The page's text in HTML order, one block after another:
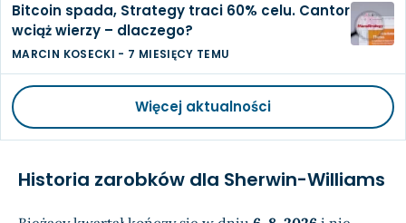
Bitcoin spada, Strategy traci 60% celu. Cantor
wciąż wierzy – dlaczego?
MARCIN KOSECKI - 7 MIESIĘCY TEMU
Więcej aktualności
Historia zarobków dla Sherwin-Williams